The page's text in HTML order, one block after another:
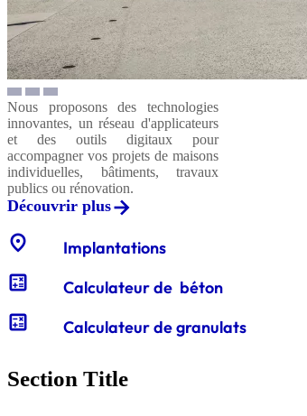
Nous proposons des technologies
innovantes, un réseau d'applicateurs
et des outils digitaux pour
accompagner vos projets de maisons
individuelles, bâtiments, travaux
publics ou rénovation.
Découvrir plus
location_on Implantations
calculate Calculateur de béton
calculate Calculateur de granulats
Section Title